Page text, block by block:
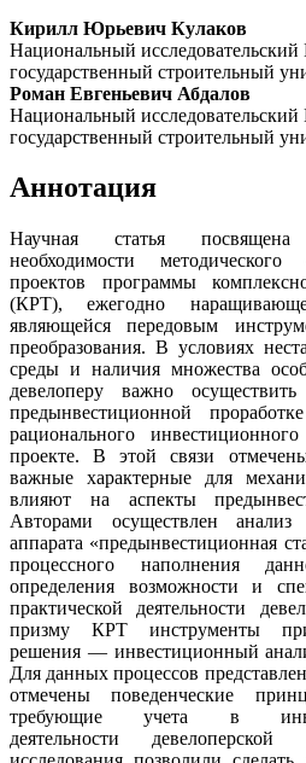
Кирилл Юрьевич Кулаков
Национальный
государственный строительный
Роман Евгеньевич Абдалов
Национальный
государственный строительный
Аннотация
Научная статья посвящена
необходимости методического
проектов программы
(КРТ), ежегодно
являющейся передовым
преобразования. В условиях
среды и наличия множества
девелоперу важно
предынвестиционной
рационального
проекте. В этой связи
важные характерные для
влияют на аспекты
Авторами осуществлен анализ
аппарата «предынвестиционная
процессного наполнения
определения возможности и
практической деятельности
призму КРТ инструменты
решения — инвестиционный
Для данных процессов
отмечены поведенческие
требующие учета в
деятельности девелоперской